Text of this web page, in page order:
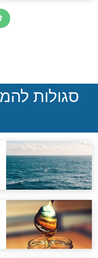
"מודה
לכל
אחרית